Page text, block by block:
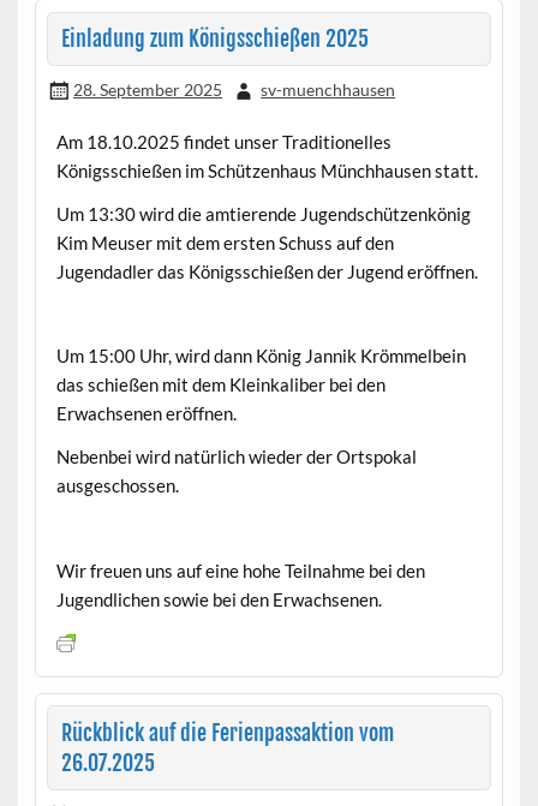
Einladung zum Königsschießen 2025
28. September 2025 sv-muenchhausen
Am 18.10.2025 findet unser Traditionelles
Königsschießen im Schützenhaus Münchhausen statt.
Um 13:30 wird die amtierende Jugendschützenkönig
Kim Meuser mit dem ersten Schuss auf den
Jugendadler das Königsschießen der Jugend eröffnen.
Um 15:00 Uhr, wird dann König Jannik Krömmelbein
das schießen mit dem Kleinkaliber bei den
Erwachsenen eröffnen.
Nebenbei wird natürlich wieder der Ortspokal
ausgeschossen.
Wir freuen uns auf eine hohe Teilnahme bei den
Jugendlichen sowie bei den Erwachsenen.
Rückblick auf die Ferienpassaktion vom
26.07.2025